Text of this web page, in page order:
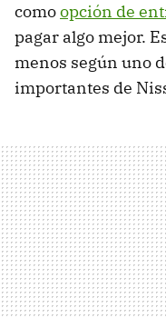
comoopción de
pagar algo mejor.
menos según uno
importantes de